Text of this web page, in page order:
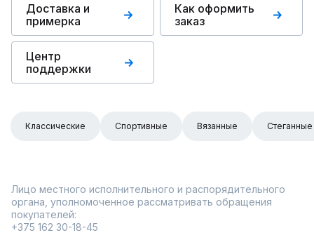
Доставка и
примерка
Как оформить
заказ
Центр
поддержки
Классические Спортивные Вязанные Стеганные
Лицо местного исполнительного и распорядительного
органа, уполномоченное рассматривать обращения
покупателей:
+375 162 30-18-45